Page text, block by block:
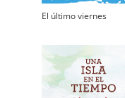
El último viernes